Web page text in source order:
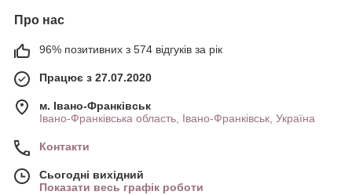
Про нас
96% позитивних з 574 відгуків за рік
Працює з 27.07.2020
м. Івано-Франківськ
Івано-Франківська область, Івано-Франківськ, Україна
Контакти
Сьогодні вихідний
Показати весь графік роботи